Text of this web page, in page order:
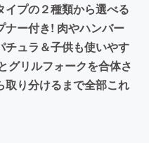
プの２種類から選べる
ナー付き! 肉やハンバー
チュラ＆子供も使いやす
グリルフォークを合体さ
取り分けるまで全部これ